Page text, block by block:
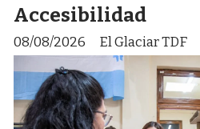
Accesibilidad
El Glaciar TDF
08/08/2026